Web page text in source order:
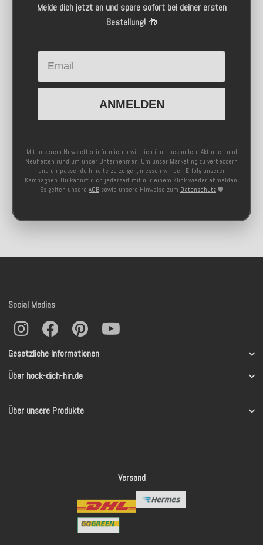
Melde dich jetzt an und spare sofort bei deiner ersten
Bestellung!🎁
Email
ANMELDEN
Mit unserem Newsletter informieren wir dich über besondere Aktionen und
Neuheiten rund um unser Unternehmen. Um unser Marketing zu verbessern
und dir passende Inhalte zu zeigen, messen wir den Erfolg unserer
Kampagnen. Du kannst dich jederzeit mit nur einem Klick wieder abmelden.
Es gelten unsere AGB sowie unsere Hinweise zum Datenschutz 🛡️
Gesetzliche Informationen
Über hock-dich-hin.de
Über unsere Produkte
Social Medias
Versand